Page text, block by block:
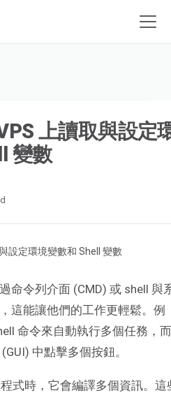
上讀取與設定
變數
命令列介面 (CMD) 或 shell 與
這能讓他們的工作更輕鬆。例
命令來自動執行多個任務，
中點擊多個按鈕。
式時，它會編譯多個資訊。這